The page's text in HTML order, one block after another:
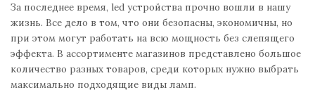
За последнее время, led устройства прочно вошли в нашу
жизнь. Все дело в том, что они безопасны, экономичны, но
при этом могут работать на всю мощность без слепящего
эффекта. В ассортименте магазинов представлено большое
количество разных товаров, среди которых нужно выбрать
максимально подходящие виды ламп.